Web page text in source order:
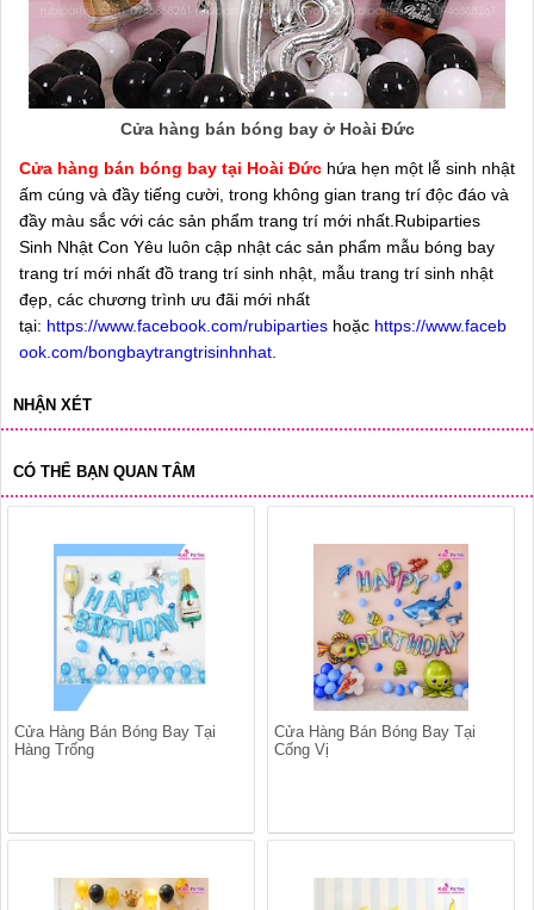
Cửa hàng bán bóng bay ở Hoài Đức
Cửa hàng bán bóng bay tại Hoài Đức hứa hẹn một lễ sinh nhật
ấm cúng và đầy tiếng cười, trong không gian trang trí độc đáo và
đầy màu sắc với các sản phẩm trang trí mới nhất.Rubiparties
Sinh Nhật Con Yêu luôn cập nhật các sản phẩm mẫu bóng bay
trang trí mới nhất đồ trang trí sinh nhật, mẫu trang trí sinh nhật
đẹp, các chương trình ưu đãi mới nhất
tại: https://www.facebook.com/rubiparties hoặc https://www.faceb
ook.com/bongbaytrangtrisinhnhat
NHẬN XÉT
CÓ THỂ BẠN QUAN TÂM
Cửa Hàng Bán Bóng Bay Tại
Hàng Trống
Cửa Hàng Bán Bóng Bay Tại
Cống Vị